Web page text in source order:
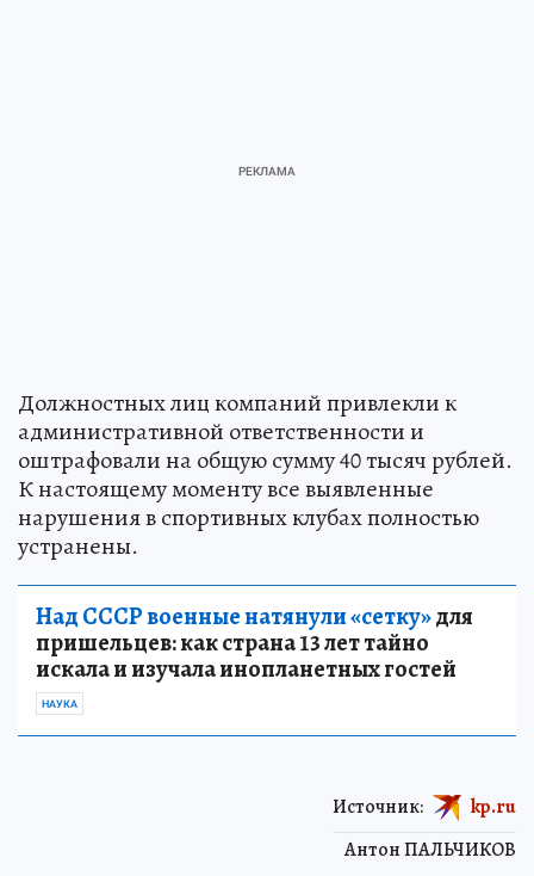
Должностных лиц компаний привлекли к
административной ответственности и
оштрафовали на общую сумму 40 тысяч рублей.
К настоящему моменту все выявленные
нарушения в спортивных клубах полностью
устранены.
Над СССР военные натянули «сетку»для
пришельцев: как страна 13 лет тайно
искала и изучала инопланетных гостей
НАУКА
Антон ПАЛЬЧИКОВ
Источник: kp.ru